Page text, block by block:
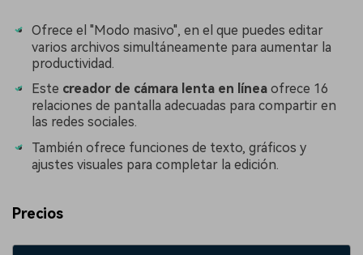
Ofrece el "Modo masivo", en el que puedes editar
varios archivos simultáneamente para aumentar la
productividad.
󠀰Este creador de cámara lenta en línea ofrece 16
relaciones de pantalla adecuadas para compartir en
las redes sociales.
También ofrece funciones de texto, gráficos y
ajustes visuales para completar la edición.
Precios